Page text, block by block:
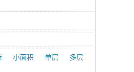
小面积 单层 多层